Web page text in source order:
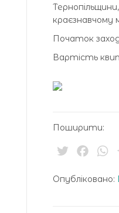
краєзнавчому
Початок
Вартість
Поширити:
Twitter
Опубліковано: